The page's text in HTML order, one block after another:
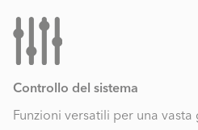
Controllo del sistema
Funzioni versatili per una